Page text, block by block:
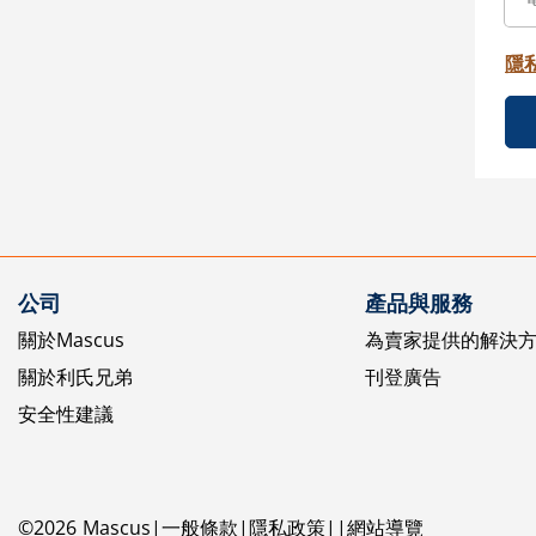
隱
公司
關於Mascus
關於利氏兄弟
安全性建議
產品與服務
為賣家提供的解決
刊登廣告
©2026 Mascus 一般條款 隱私政策 網站導覽